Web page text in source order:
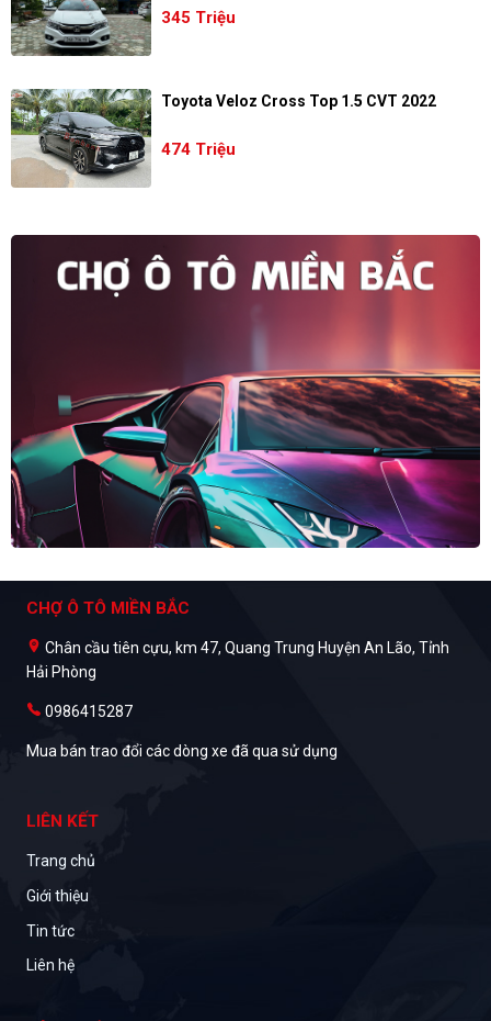
345 Triệu
Toyota Veloz Cross Top 1.5 CVT 2022
474 Triệu
CHỢ Ô TÔ MIỀN BẮC
Chân cầu tiên cựu, km 47, Quang Trung Huyện An Lão, Tỉnh
Hải Phòng
0986415287
Mua bán trao đổi các dòng xe đã qua sử dụng
LIÊN KẾT
Trang chủ
Giới thiệu
Tin tức
Liên hệ